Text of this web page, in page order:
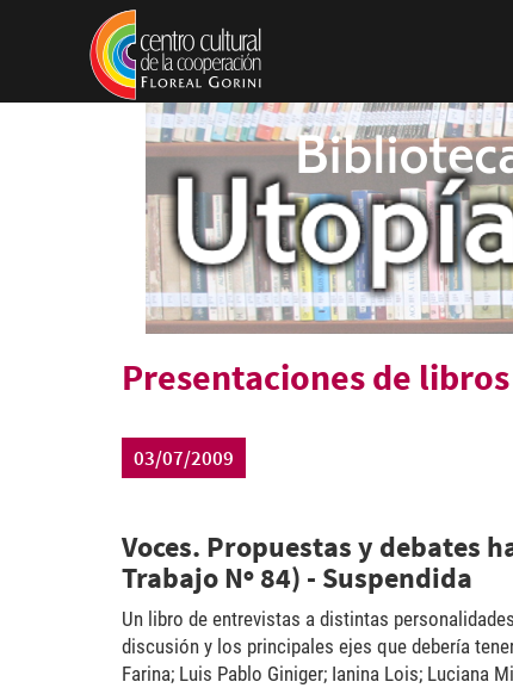
Pasar al contenido principal
Presentaciones de libros
03/07/2009
Voces. Propuestas y debates
Trabajo Nº 84) - Suspendida
Un libro de entrevistas a distintas
discusión y los principales ejes que debería
Farina; Luis Pablo Giniger; Ianina Lois; Luciana